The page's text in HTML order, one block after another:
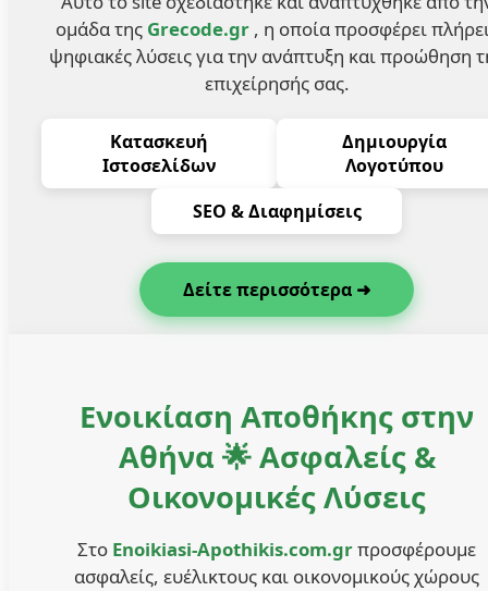
ομάδα της Grecode.gr , η οποία προσφέρει
ψηφιακές λύσεις για την ανάπτυξη και προώθηση
επιχείρησής σας.
Κατασκευή
Ιστοσελίδων
Δημιουργία
Λογοτύπου
SEO & Διαφημίσεις
Δείτε περισσότερα ➜
Ενοικίαση Αποθήκης στην
Αθήνα 🌟 Ασφαλείς &
Οικονομικές Λύσεις
Στο Enoikiasi-Apothikis.com.grπροσφέρουμε
ασφαλείς, ευέλικτους και οικονομικούς χώρους